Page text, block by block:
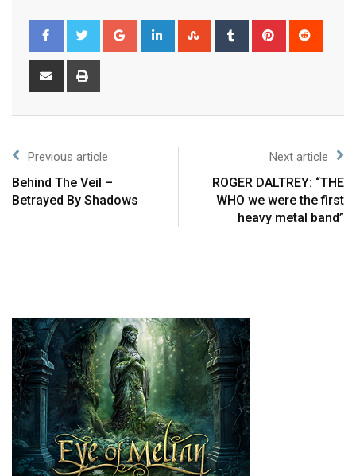
Previous article
Behind The Veil –
Betrayed By Shadows
Next article
ROGER DALTREY: “THE
WHO we were the first
heavy metal band”